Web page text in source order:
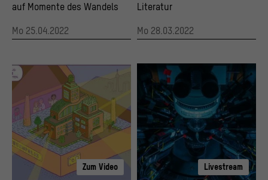
auf Momente des Wandels
Mo 25.04.2022
Literatur
Mo 28.03.2022
Zum Video Livestream